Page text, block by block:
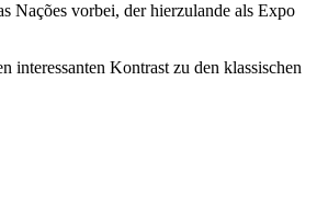
Nações vorbei, der hierzulande als Expo
interessanten Kontrast zu den klassischen